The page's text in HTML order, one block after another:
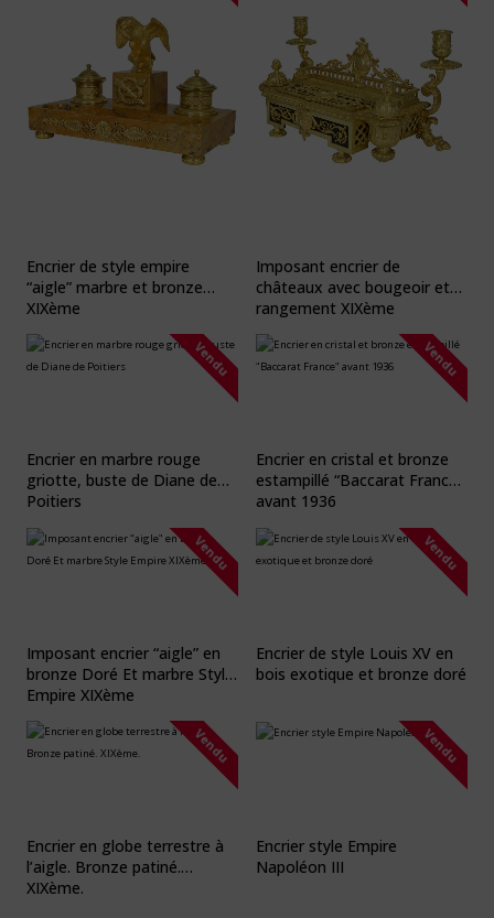
Encrier de style empire
“aigle” marbre et bronze
XIXème
Imposant encrier de
châteaux avec bougeoir et
rangement XIXème
Vendu
Encrier en marbre rouge
griotte, buste de Diane de
Poitiers
Vendu
Encrier en cristal et bronze
estampillé “Baccarat France”
avant 1936
Vendu
Imposant encrier “aigle” en
bronze Doré Et marbre Style
Empire XIXème
Vendu
Encrier de style Louis XV en
bois exotique et bronze doré
Vendu
Encrier en globe terrestre à
l’aigle. Bronze patiné.
XIXème.
Vendu
Encrier style Empire
Napoléon III